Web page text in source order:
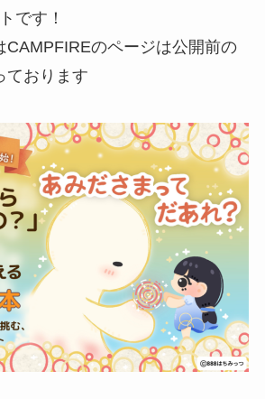
です！
のページは公開前の
ております